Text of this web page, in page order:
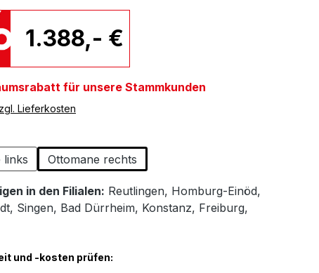
1.388,- €
für unsere Stammkunden
Lieferkosten
links
Ottomane rechts
in den Filialen: Reutlingen, Homburg-Einöd,
, Singen, Bad Dürrheim, Konstanz, Freiburg,
und -kosten prüfen: